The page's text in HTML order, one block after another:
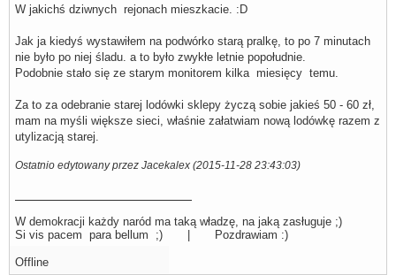
W jakichś dziwnych rejonach mieszkacie. :D
Jak ja kiedyś wystawiłem na podwórko starą pralkę, to po 7 minutach
nie było po niej śladu. a to było zwykłe letnie popołudnie.
Podobnie stało się ze starym monitorem kilka miesięcy temu.
Za to za odebranie starej lodówki sklepy życzą sobie jakieś 50 - 60 zł,
mam na myśli większe sieci, właśnie załatwiam nową lodówkę razem z
utylizacją starej.
Ostatnio edytowany przez Jacekalex (2015-11-28 23:43:03)
W demokracji każdy naród ma taką władzę, na jaką zasługuje ;)
Si vis pacem para bellum ;) | Pozdrawiam :)
Offline